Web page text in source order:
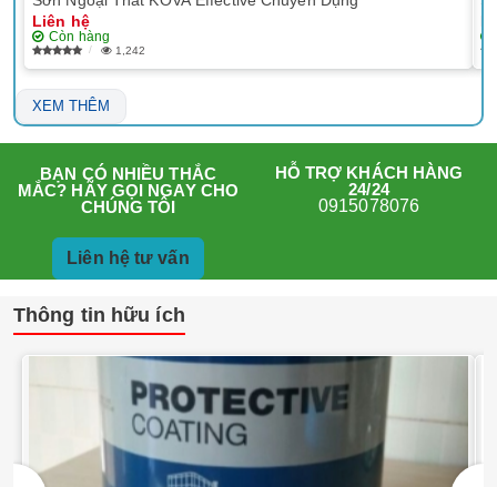
Liên hệ
Còn hàng
1,242
XEM THÊM
BẠN CÓ NHIỀU THẮC
MẮC? HÃY GỌI NGAY CHO
CHÚNG TÔI
HỖ TRỢ KHÁCH HÀNG
24/24
0915078076
Liên hệ tư vấn
Thông tin hữu ích